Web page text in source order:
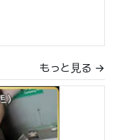
もっと見る →